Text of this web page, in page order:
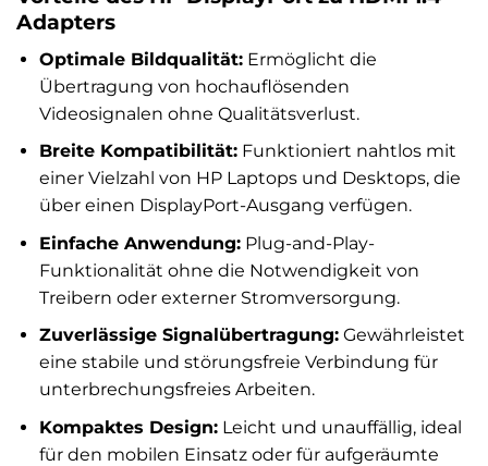
Adapters
Optimale Bildqualität:Ermöglicht die
Übertragung von hochauflösenden
Videosignalen ohne Qualitätsverlust.
Breite Kompatibilität:Funktioniert nahtlos mit
einer Vielzahl von HP Laptops und Desktops, die
über einen DisplayPort-Ausgang verfügen.
Einfache Anwendung:Plug-and-Play-
Funktionalität ohne die Notwendigkeit von
Treibern oder externer Stromversorgung.
Zuverlässige Signalübertragung:Gewährleistet
eine stabile und störungsfreie Verbindung für
unterbrechungsfreies Arbeiten.
Kompaktes Design:Leicht und unauffällig, ideal
für den mobilen Einsatz oder für aufgeräumte